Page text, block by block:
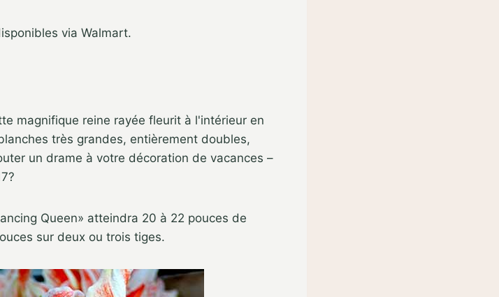
via Walmart.
magnifique reine rayée fleurit à l'intérieur en
très grandes, entièrement doubles,
un drame à votre décoration de vacances –
Queen» atteindra 20 à 22 pouces de
sur deux ou trois tiges.